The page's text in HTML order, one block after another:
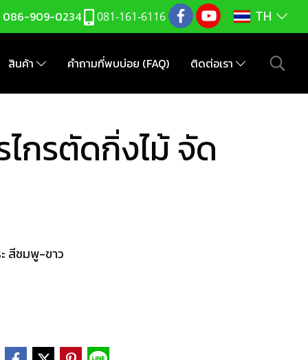
086-909-0234 081-161-6116 TH
สินค้า คำถามที่พบบ่อย (FAQ) ติดต่อเรา
กรตัดกิ่งไม้ จัด
สีชมพู-ขาว